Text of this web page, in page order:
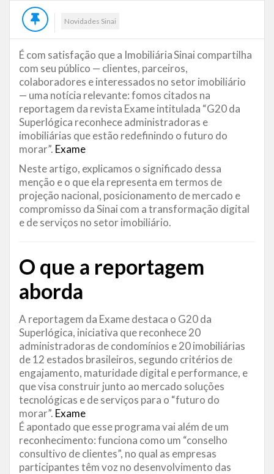
Novidades Sinai
É com satisfação que a Imobiliária Sinai compartilha
com seu público — clientes, parceiros,
colaboradores e interessados no setor imobiliário
— uma notícia relevante: fomos citados na
reportagem da revista Exame intitulada “G20 da
Superlógica reconhece administradoras e
imobiliárias que estão redefinindo o futuro do
morar”. Exame
Neste artigo, explicamos o significado dessa
menção e o que ela representa em termos de
projeção nacional, posicionamento de mercado e
compromisso da Sinai com a transformação digital
e de serviços no setor imobiliário.
O que a reportagem
aborda
A reportagem da Exame destaca o G20 da
Superlógica, iniciativa que reconhece 20
administradoras de condomínios e 20 imobiliárias
de 12 estados brasileiros, segundo critérios de
engajamento, maturidade digital e performance, e
que visa construir junto ao mercado soluções
tecnológicas e de serviços para o “futuro do
morar”. Exame
É apontado que esse programa vai além de um
reconhecimento: funciona como um “conselho
consultivo de clientes”, no qual as empresas
participantes têm voz no desenvolvimento das